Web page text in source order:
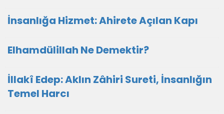
İnsanlığa Hizmet: Ahirete Açılan Kapı
Elhamdülillah Ne Demektir?
İllakî Edep: Aklın Zâhiri Sureti, İnsanlığın
Temel Harcı